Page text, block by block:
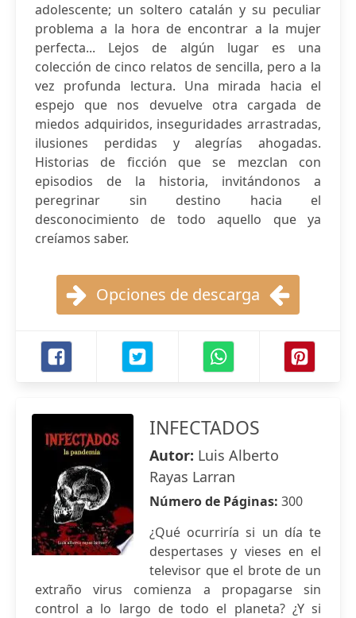
adolescente; un soltero catalán y su peculiar
problema a la hora de encontrar a la mujer
perfecta... Lejos de algún lugar es una
colección de cinco relatos de sencilla, pero a la
vez profunda lectura. Una mirada hacia el
espejo que nos devuelve otra cargada de
miedos adquiridos, inseguridades arrastradas,
ilusiones perdidas y alegrías ahogadas.
Historias de ficción que se mezclan con
episodios de la historia, invitándonos a
peregrinar sin destino hacia el
desconocimiento de todo aquello que ya
creíamos saber.
Opciones de descarga
INFECTADOS
Autor: Luis Alberto
Rayas Larran
Número de Páginas: 300
¿Qué ocurriría si un día te
despertases y vieses en el
televisor que el brote de un
extraño virus comienza a propagarse sin
control a lo largo de todo el planeta? ¿Y si